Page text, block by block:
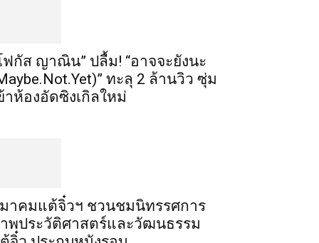
ฟกัส ญาณิน” ปลื้ม! “อาจจะยังนะ
ทะลุ 2 ล้านวิว ซุ่ม
าห้องอัดซิงเกิลใหม่
าคมแต้จิ๋วฯ ชวนชมนิทรรศการ
พประวัติศาสตร์และวัฒนธรรม